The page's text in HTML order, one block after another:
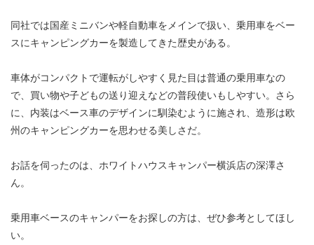
同社では国産ミニバンや軽自動車をメインで扱い、乗用車をベー
スにキャンピングカーを製造してきた歴史がある。
車体がコンパクトで運転がしやすく見た目は普通の乗用車なの
で、買い物や子どもの送り迎えなどの普段使いもしやすい。さら
に、内装はベース車のデザインに馴染むように施され、造形は欧
州のキャンピングカーを思わせる美しさだ。
お話を伺ったのは、ホワイトハウスキャンパー横浜店の深澤さ
ん。
乗用車ベースのキャンパーをお探しの方は、ぜひ参考としてほし
い。